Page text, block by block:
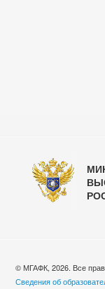
© МГАФК, 2026. Все
Сведения об